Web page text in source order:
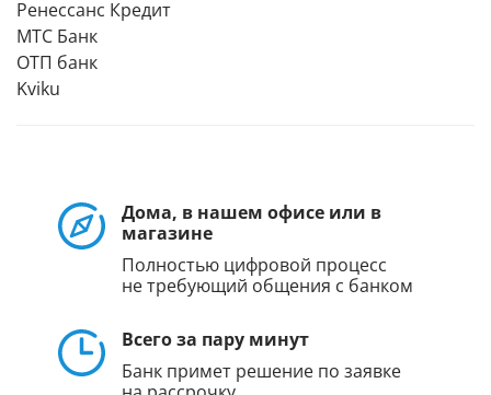
Ренессанс Кредит
МТС Банк
ОТП банк
Kviku
Дома, в нашем офисе или в
магазине
Полностью цифровой процесс
не требующий общения с банком
Всего за пару минут
Банк примет решение по заявке